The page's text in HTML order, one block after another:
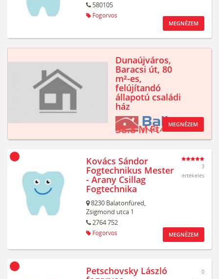
580105
Fogorvos
MEGNÉZEM
Dunaújváros,
Baracsi út, 80
m²-es,
felújítandó
állapotú családi
ház
38.8 M Ft MEGNÉZEM
Kovács Sándor
Fogtechnikus Mester
- Arany Csillag
Fogtechnika
8230 Balatonfüred,
Zsigmond utca 1
2764 752
Fogorvos
3
értékelés
MEGNÉZEM
Petschovsky László
0